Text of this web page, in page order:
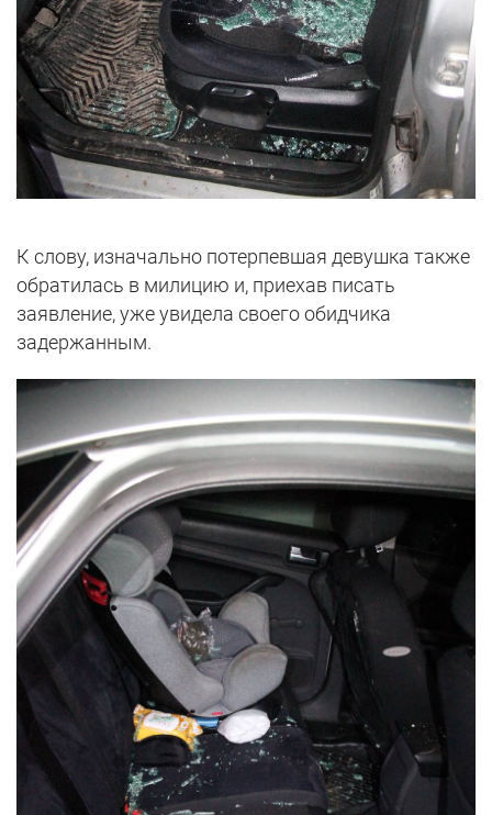
К слову, изначально потерпевшая девушка также
обратилась в милицию и, приехав писать
заявление, уже увидела своего обидчика
задержанным.